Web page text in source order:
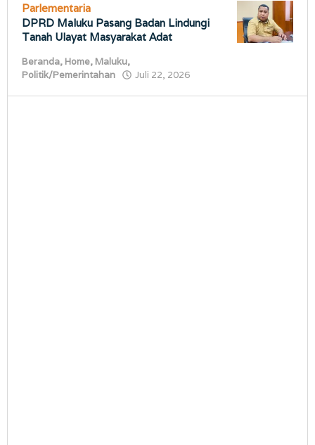
Parlementaria
DPRD Maluku Pasang Badan Lindungi
Tanah Ulayat Masyarakat Adat
Beranda, Home, Maluku,
Politik/Pemerintahan
Juli 22, 2026